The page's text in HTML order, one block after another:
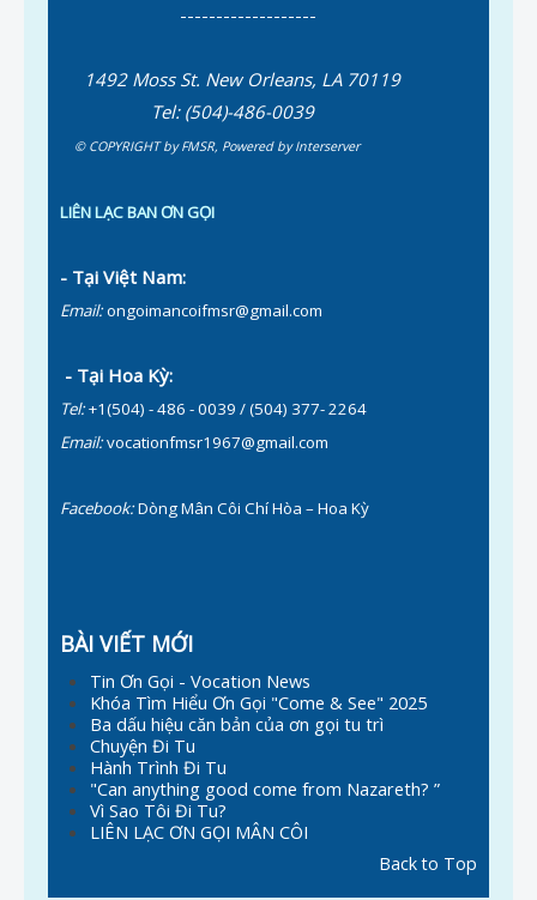
-------------------
1492 Moss St. New Orleans, LA 70119
Tel: (504)-486-0039
© COPYRIGHT by FMSR, Powered byInterserver
LIÊN LẠC BAN ƠN GỌI
- Tại Việt Nam:
Email:ongoimancoifmsr@gmail.com
- Tại Hoa Kỳ:
Tel:+1(504) - 486 - 0039 / (504) 377- 2264
Email:vocationfmsr1967@gmail.com
Facebook:Dòng Mân Côi Chí Hòa – Hoa Kỳ
BÀI VIẾT MỚI
Tin Ơn Gọi - Vocation News
Khóa Tìm Hiểu Ơn Gọi "Come & See" 2025
Ba dấu hiệu căn bản của ơn gọi tu trì
Chuyện Đi Tu
Hành Trình Đi Tu
"Can anything good come from Nazareth? ”
Vì Sao Tôi Đi Tu?
LIÊN LẠC ƠN GỌI MÂN CÔI
Back to Top